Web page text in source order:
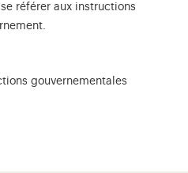
référer aux instructions
gouvernementales